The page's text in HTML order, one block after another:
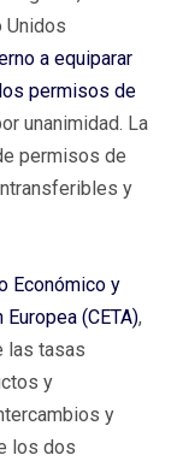
Unidos
a equiparar
permisos de
unanimidad. La
permisos de
y
Económico y
(CETA),
las tasas
y
y
los dos